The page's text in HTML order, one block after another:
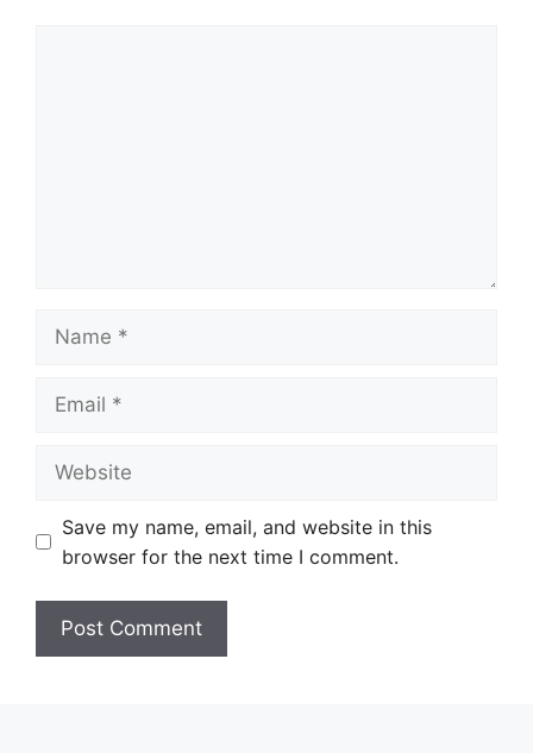
Save my name, email, and website in this
browser for the next time I comment.